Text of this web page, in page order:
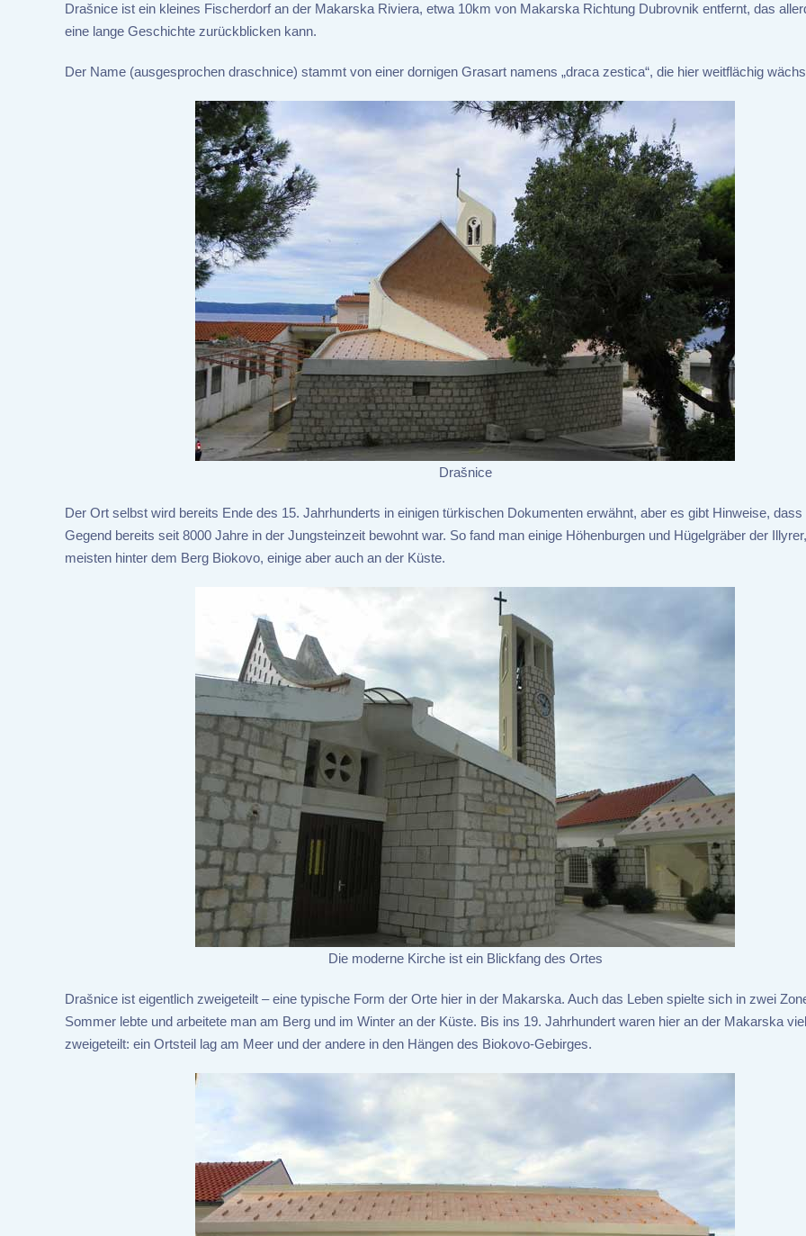
Drašnice ist ein kleines Fischerdorf an der Makarska Riviera, etwa 10km von Makarska Richtung Dubrovnik entfernt, das
eine lange Geschichte zurückblicken kann.
Der Name (ausgesprochen draschnice) stammt von einer dornigen Grasart namens „draca zestica“, die hier weitflächig
Drašnice
Der Ort selbst wird bereits Ende des 15. Jahrhunderts in einigen türkischen Dokumenten erwähnt, aber es gibt Hinweise, dass
Gegend bereits seit 8000 Jahre in der Jungsteinzeit bewohnt war. So fand man einige Höhenburgen und Hügelgräber der
meisten hinter dem Berg Biokovo, einige aber auch an der Küste.
Die moderne Kirche ist ein Blickfang des Ortes
Drašnice ist eigentlich zweigeteilt – eine typische Form der Orte hier in der Makarska. Auch das Leben spielte sich in zwei
Sommer lebte und arbeitete man am Berg und im Winter an der Küste. Bis ins 19. Jahrhundert waren hier an der Makarska
zweigeteilt: ein Ortsteil lag am Meer und der andere in den Hängen des Biokovo-Gebirges.